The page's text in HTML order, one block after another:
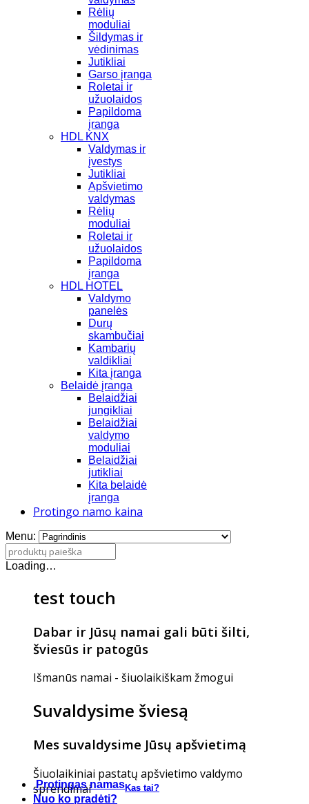
Rėlių
moduliai
Šildymas ir
vėdinimas
Jutikliai
Garso įranga
Roletai ir
užuolaidos
Papildoma
įranga
HDL KNX
Valdymas ir
įvestys
Jutikliai
Apšvietimo
valdymas
Rėlių
moduliai
Roletai ir
užuolaidos
Papildoma
įranga
HDL HOTEL
Valdymo
panelės
Durų
skambučiai
Kambarių
valdikliai
Kita įranga
Belaidė įranga
Belaidžiai
jungikliai
Belaidžiai
valdymo
moduliai
Belaidžiai
jutikliai
Kita belaidė
įranga
Protingo namo kaina
Menu:
Loading…
test touch
Dabar ir Jūsų namai gali būti šilti,
šviesūs ir patogūs
Išmanūs namai - šiuolaikiškam žmogui
Suvaldysime šviesą
Mes suvaldysime Jūsų apšvietimą
Šiuolaikiniai pastatų apšvietimo valdymo
sprendimai
Protingas namasKas tai?
Nuo ko pradėti?